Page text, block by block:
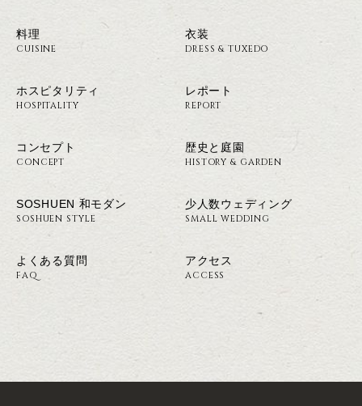
料理
CUISINE
衣装
DRESS & TUXEDO
ホスピタリティ
HOSPITALITY
レポート
REPORT
コンセプト
CONCEPT
歴史と庭園
HISTORY & GARDEN
SOSHUEN 和モダン
SOSHUEN STYLE
少人数ウェディング
SMALL WEDDING
よくある質問
FAQ
アクセス
ACCESS